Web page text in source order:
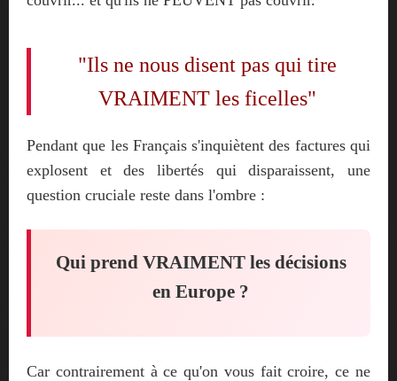
"Ils ne nous disent pas qui tire
VRAIMENT les ficelles"
Pendant que les Français s'inquiètent des factures qui
explosent et des libertés qui disparaissent, une
question cruciale reste dans l'ombre :
Qui prend VRAIMENT les décisions
en Europe ?
Car contrairement à ce qu'on vous fait croire, ce ne